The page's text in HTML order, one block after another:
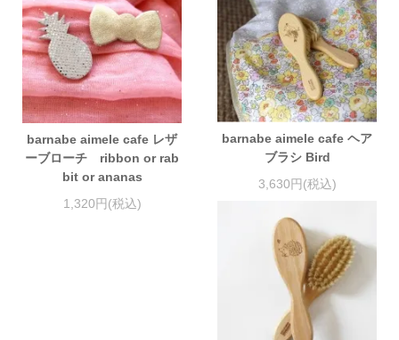
barnabe aimele cafe レザ
ーブローチ ribbon or rab
bit or ananas
1,320円(税込)
barnabe aimele cafe ヘア
ブラシ Bird
3,630円(税込)